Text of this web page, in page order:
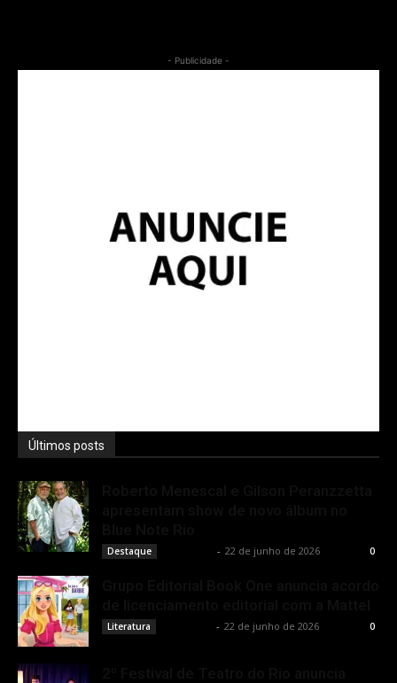
- Publicidade -
Últimos posts
Destaque - 22 de junho de 2026 0
Literatura - 22 de junho de 2026 0